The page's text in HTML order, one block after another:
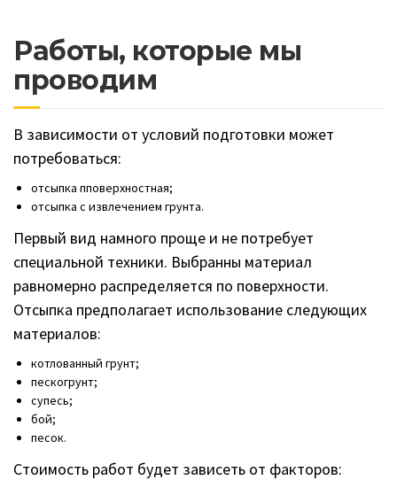
Работы, которые мы
проводим
В зависимости от условий подготовки может
потребоваться:
отсыпка пповерхностная;
отсыпка с извлечением грунта.
Первый вид намного проще и не потребует
специальной техники. Выбранны материал
равномерно распределяется по поверхности.
Отсыпка предполагает использование следующих
материалов:
котлованный грунт;
пескогрунт;
супесь;
бой;
песок.
Стоимость работ будет зависеть от факторов: